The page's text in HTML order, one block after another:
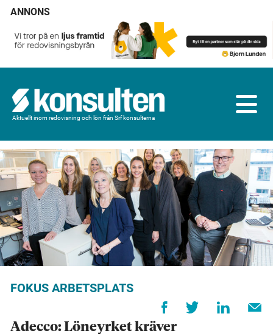
ANNONS
Aktuellt inom redovisning och lön från Srf konsulterna
FOKUS ARBETSPLATS
Adecco: Löneyrket kräver